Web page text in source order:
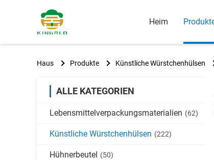
Heim
Haus Produkte Künstliche Würstchenhülsen
ALLE KATEGORIEN
Lebensmittelverpackungsmaterialien (62)
Künstliche Würstchenhülsen (222)
Hühnerbeutel (50)